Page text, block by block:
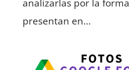
analizarlas por la
presentan en...